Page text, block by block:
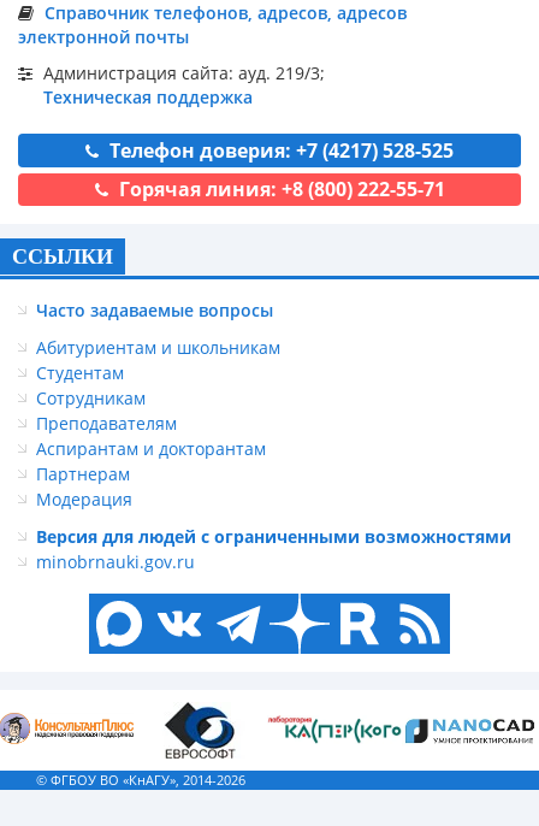
Справочник телефонов, адресов, адресов
электронной почты
Администрация сайта: ауд. 219/3;
Техническая поддержка
Телефон доверия: +7 (4217) 528-525
Горячая линия: +8 (800) 222-55-71
ССЫЛКИ
Часто задаваемые вопросы
Абитуриентам и школьникам
Студентам
Сотрудникам
Преподавателям
Аспирантам и докторантам
Партнерам
Модерация
Версия для людей с ограниченными возможностями
minobrnauki.gov.ru
© ФГБОУ ВО «КнАГУ», 2014-2026